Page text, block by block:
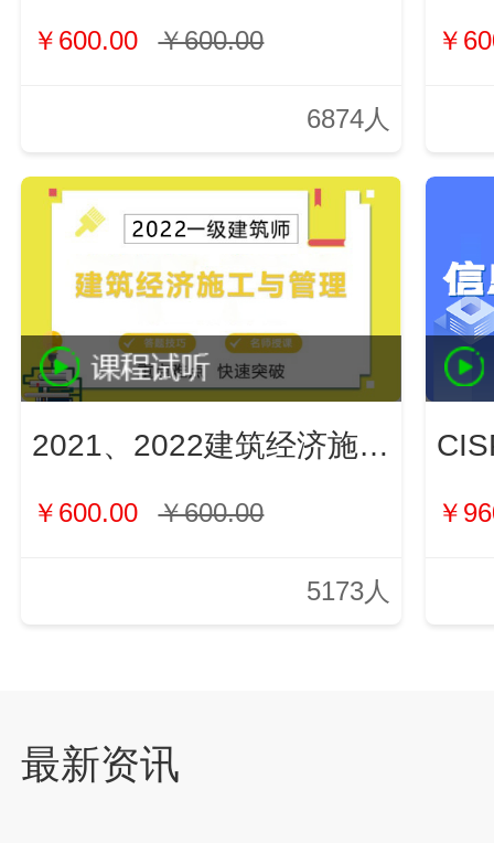
￥600.00 ￥600.00
6874人
￥
2021、2022建筑经济施工与管理（新）
￥600.00 ￥600.00
5173人
￥
最新资讯